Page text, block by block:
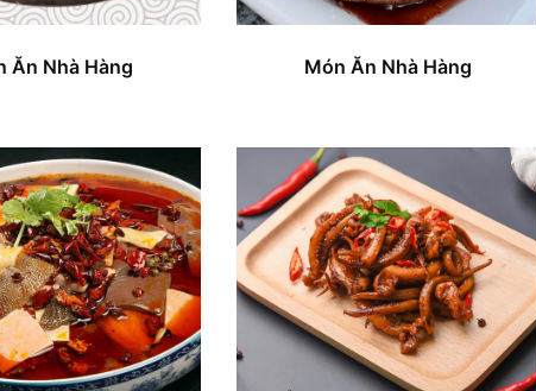
Ăn Nhà Hàng Món Ăn Nhà Hàng